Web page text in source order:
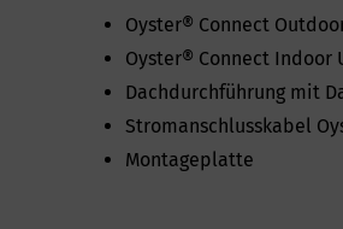
Oyster® Connect
Oyster® Connect Indoor
Dachdurchführung mit
Stromanschlusskabel
Montageplatte